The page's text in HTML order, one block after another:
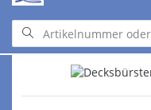
Ausrüstung Reinigung